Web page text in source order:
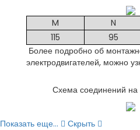
M N
115
95
Более подробно об
электродвигателей, можно
Схема соединений
Показать еще...
Скрыть